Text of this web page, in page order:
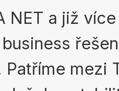
NET a již
mezi